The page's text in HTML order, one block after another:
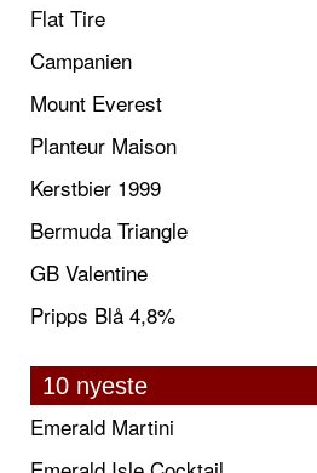
Flat Tire
Campanien
Mount Everest
Planteur Maison
Kerstbier 1999
Bermuda Triangle
GB Valentine
Pripps Blå 4,8%
10 nyeste
Emerald Martini